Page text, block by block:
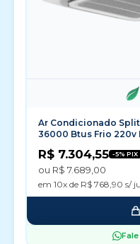
Ar Condicionado Split
36000 Btus Frio 220v
R$ 7.304,55 -5% PIX
ou R$ 7.689,00
em 10x de R$ 768,90 s/